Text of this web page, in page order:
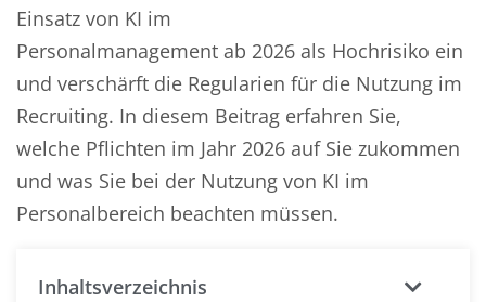
Einsatz von KI im
Personalmanagement ab 2026 als Hochrisiko ein
und verschärft die Regularien für die Nutzung im
Recruiting. In diesem Beitrag erfahren Sie,
welche Pflichten im Jahr 2026 auf Sie zukommen
und was Sie bei der Nutzung von KI im
Personalbereich beachten müssen.
Inhaltsverzeichnis